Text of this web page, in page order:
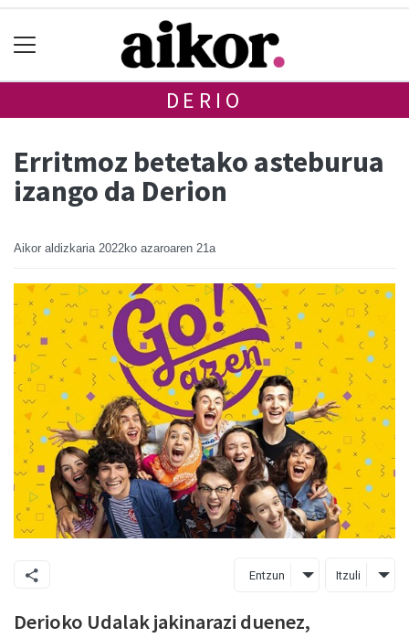
DERIO
Erritmoz betetako asteburua
izango da Derion
Aikor aldizkaria 2022ko azaroaren 21a
Entzun Itzuli
Derioko Udalak jakinarazi duenez,